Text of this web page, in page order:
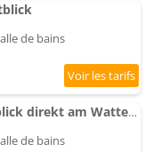
de bains
Traumlage Nr 58 Traumblick direkt am Wattenmeer erste Reihe unendliche Weite, eingebettet in der Nat
de bains